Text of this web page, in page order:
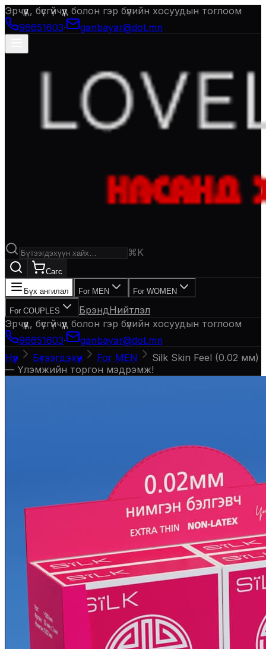
Эрчүүд, бүсгүйчүүд болон гэр бүлийн хосуудын тоглоом
96651603· ganbayar@dot.mn
⌘K
Сагс
Бүх ангилал For MEN For WOMEN
For COUPLES БрэндНийтлэл
Эрчүүд, бүсгүйчүүд болон гэр бүлийн хосуудын тоглоом
96651603·
ganbayar@dot.mn
Нүүр
Бүтээгдэхүүн For MEN
Silk Skin Feel (0.02 мм)
— Үлэмжийн торгон мэдрэмж!